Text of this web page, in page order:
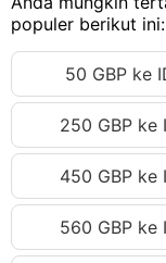
90.29 GBP
90.30 GBP
90.31 GBP
90.32 GBP
90.33 GBP
90.34 GBP
90.35 GBP
populer berikut ini:
50 GBP ke
250 GBP ke
450 GBP ke
560 GBP ke